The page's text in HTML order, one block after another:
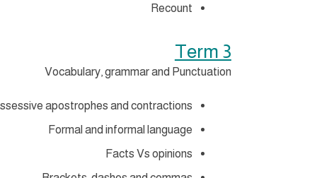
Recount
Term 3
Vocabulary, grammar and Punctuation
apostrophes and contractions
Formal and informal language
Facts Vs opinions